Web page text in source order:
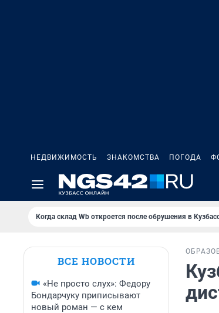
НЕДВИЖИМОСТЬ ЗНАКОМСТВА ПОГОДА
Когда склад Wb откроется после обрушения в
ВСЕ НОВОСТИ
«Не просто слух»: Федору
Бондарчуку приписывают
новый роман — с кем